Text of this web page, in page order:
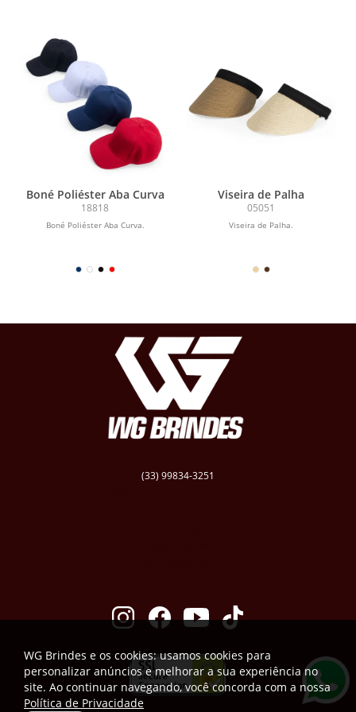
Boné Poliéster Aba Curva
18818
Boné Poliéster Aba Curva.
Viseira de Palha
05051
Viseira de Palha.
(33) 99834-3251
WG Brindes e os cookies: usamos cookies para
personalizar anúncios e melhorar a sua experiência no
site. Ao continuar navegando, você concorda com a nossa
Política de Privacidade